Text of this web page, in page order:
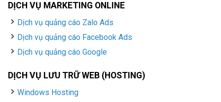
DỊCH VỤ MARKETING ONLINE
Dịch vụ quảng cáo Zalo Ads
Dịch vụ quảng cáo Facebook Ads
Dịch vụ quảng cáo Google
DỊCH VỤ LƯU TRỮ WEB (HOSTING)
Windows Hosting